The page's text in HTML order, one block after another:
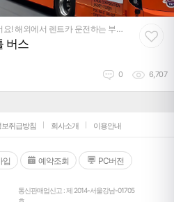
! 해외에서 렌트카 운전하는 부담
여행하세요!
버스
0 6,707
취급방침 회사소개 이용안내
입 예약조회 PC버전
통신판매업신고 : 제 2014-서울강남-01705